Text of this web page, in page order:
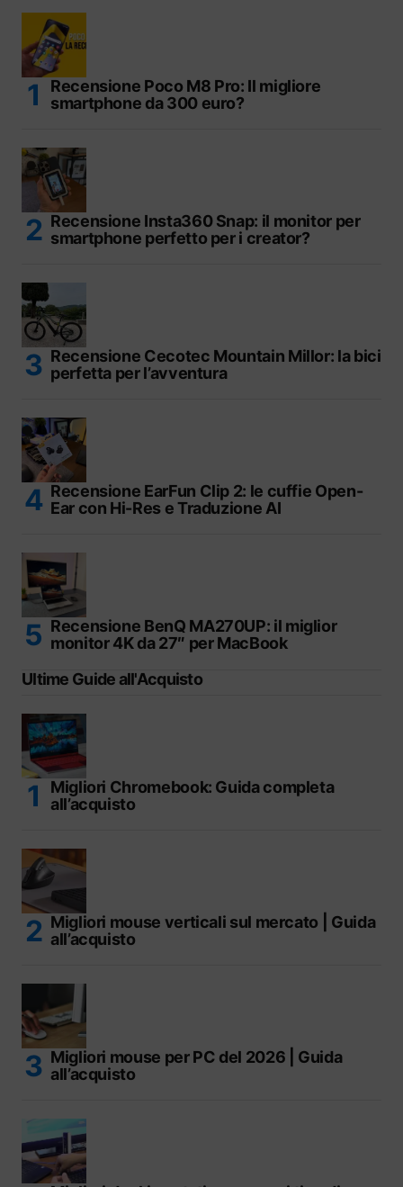
Recensione Poco M8 Pro: Il migliore
smartphone da 300 euro?
Recensione Insta360 Snap: il monitor per
smartphone perfetto per i creator?
Recensione Cecotec Mountain Millor: la bici
perfetta per l’avventura
Recensione EarFun Clip 2: le cuffie Open-
Ear con Hi-Res e Traduzione AI
Recensione BenQ MA270UP: il miglior
monitor 4K da 27″ per MacBook
Ultime Guide all'Acquisto
Migliori Chromebook: Guida completa
all’acquisto
Migliori mouse verticali sul mercato | Guida
all’acquisto
Migliori mouse per PC del 2026 | Guida
all’acquisto